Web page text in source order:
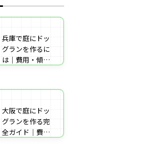
兵庫で庭にドッ
グランを作るに
は｜費用・傾斜
戸〜播磨・淡
大阪で庭にドッ
グランを作る完
全ガイド｜費用
【2026年5月7】
日TBS「櫻井・
有吉THE夜会」
さんのご実家の
を施工
庭にドッグラン
をDIY！初心者
でもプロ級に仕